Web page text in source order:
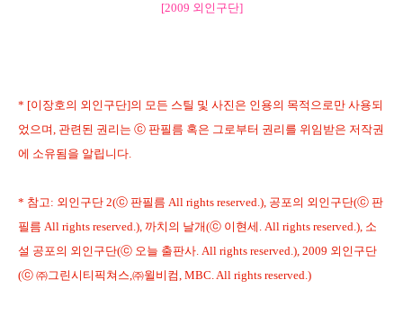
[2009 외인구단]
* [이장호의 외인구단]의 모든 스틸 및 사진은 인용의 목적으로만 사용되
었으며, 관련된 권리는 ⓒ 판필름 혹은 그로부터 권리를 위임받은 저작권
에 소유됨을 알립니다.
* 참고: 외인구단 2(ⓒ 판필름 All rights reserved.), 공포의 외인구단(ⓒ 판
필름 All rights reserved.), 까치의 날개(ⓒ 이현세. All rights reserved.), 소
설 공포의 외인구단(ⓒ 오늘 출판사. All rights reserved.), 2009 외인구단
(ⓒ ㈜그린시티픽쳐스,㈜윌비컴, MBC. All rights reserved.)